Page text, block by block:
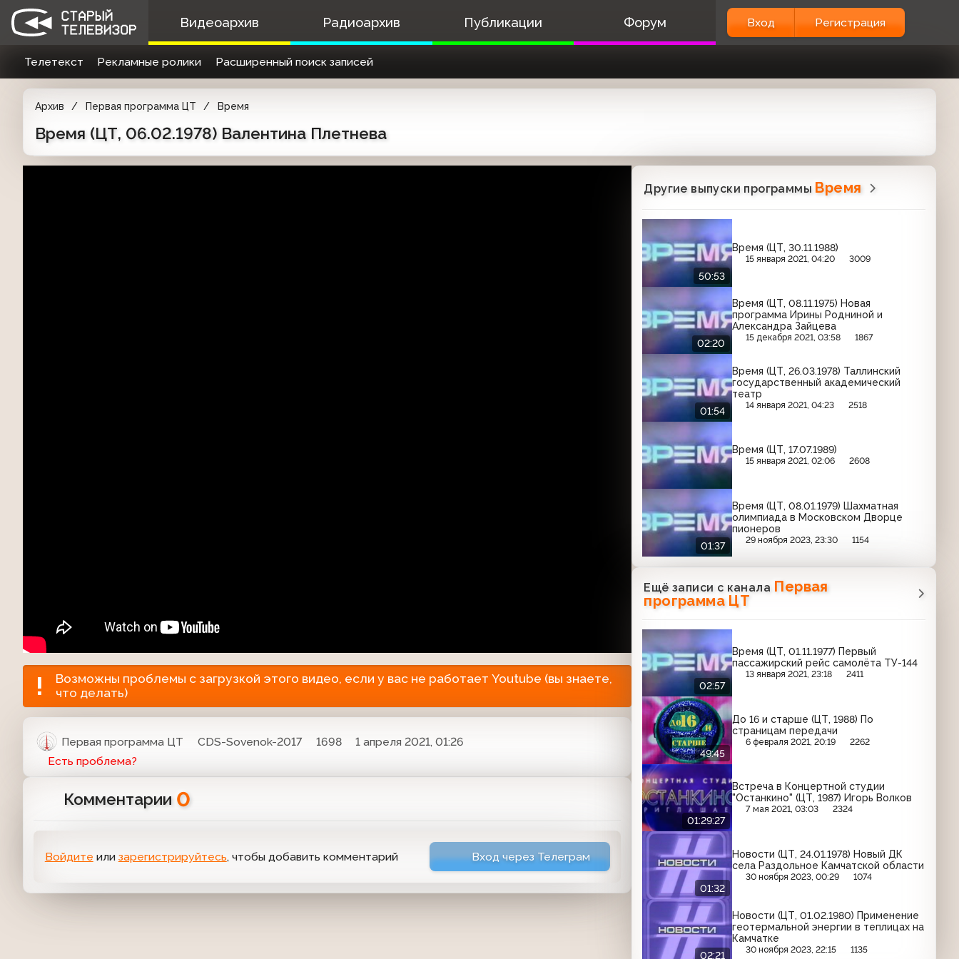
Видеоархив Радиоархив Публикации Форум Вход Регистрация
Телетекст Рекламные ролики Расширенный поиск записей
Архив Первая программа ЦТ Время
Время (ЦТ, 06.02.1978) Валентина Плетнева
Возможны проблемы с загрузкой этого видео, если у вас не работает Youtube (вы знаете,
что делать)
Первая программа ЦТ CDS-Sovenok-2017 1698
1 апреля 2021, 01:26
Есть проблема?
Комментарии 0
Войдите или зарегистрируйтесь, чтобы добавить комментарий Вход через Телеграм
Другие выпуски программы Время
50:53
Время (ЦТ, 30.11.1988)
15 января 2021, 04:20 3009
02:20
Время (ЦТ, 08.11.1975) Новая
программа Ирины Родниной и
Александра Зайцева
15 декабря 2021, 03:58 1867
01:54
Время (ЦТ, 26.03.1978) Таллинский
государственный академический
театр
14 января 2021, 04:23 2518
Время (ЦТ, 17.07.1989)
15 января 2021, 02:06 2608
01:37
Время (ЦТ, 08.01.1979) Шахматная
олимпиада в Московском Дворце
пионеров
29 ноября 2023, 23:30 1154
Ещё записи с канала Первая
программа ЦТ
02:57
Время (ЦТ, 01.11.1977) Первый
пассажирский рейс самолёта ТУ-144
13 января 2021, 23:18 2411
49:45
До 16 и старше (ЦТ, 1988) По
страницам передачи
6 февраля 2021, 20:19 2262
01:29:27
Встреча в Концертной студии
"Останкино" (ЦТ, 1987) Игорь Волков
7 мая 2021, 03:03 2324
01:32
Новости (ЦТ, 24.01.1978) Новый ДК
села Раздольное Камчатской области
30 ноября 2023, 00:29 1074
02:21
Новости (ЦТ, 01.02.1980) Применение
геотермальной энергии в теплицах на
Камчатке
30 ноября 2023, 22:15 1135